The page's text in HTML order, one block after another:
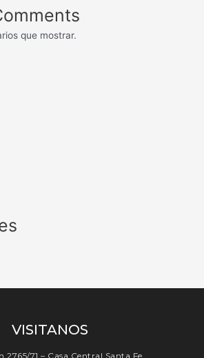
que mostrar.
VISITANOS
2765/71 – Casa Central Santa Fe